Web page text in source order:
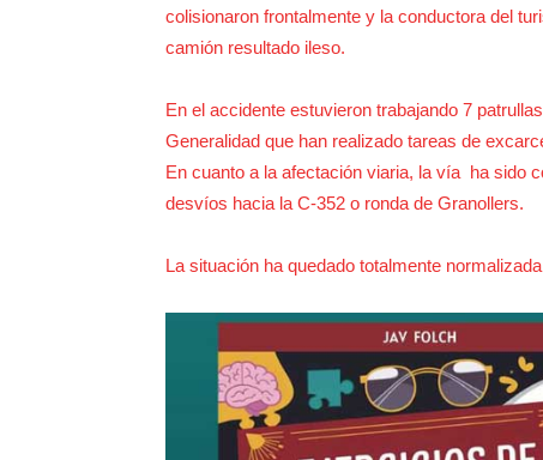
colisionaron frontalmente y la conductora del
camión resultado ileso.
En el accidente estuvieron trabajando 7
Generalidad que han realizado tareas de
En cuanto a la afectación viaria, la vía ha sido
desvíos hacia la C-352 o ronda de Granollers.
La situación ha quedado totalmente